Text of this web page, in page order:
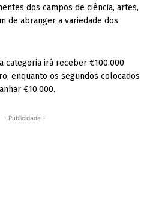
dos campos de ciência, artes,
de abranger a variedade dos
categoria irá receber €100.000
enquanto os segundos colocados
€10.000.
- Publicidade -